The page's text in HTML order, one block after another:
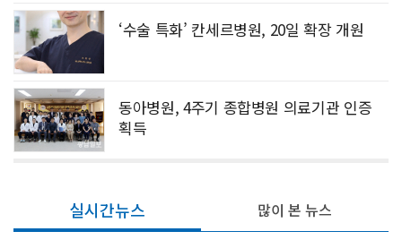
‘수술 특화’ 칸세르병원, 20일 확장 개원
동아병원, 4주기 종합병원 의료기관 인증
획득
실시간뉴스 많이 본 뉴스